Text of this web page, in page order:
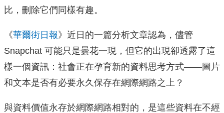
比，刪除它們同樣有趣。
《華爾街日報 》近日的一篇分析文章認為，儘管
Snapchat 可能只是曇花一現，但它的出現卻透露了這
樣一個資訊：社會正在孕育新的資料思考方式——圖片
和文本是否有必要永久保存在網際網路之上？
與資料價值永存於網際網路相對的，是這些資料在不經